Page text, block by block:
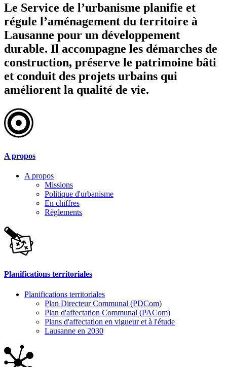
Le Service de l’urbanisme planifie et
régule l’aménagement du territoire à
Lausanne pour un développement
durable. Il accompagne les démarches de
construction, préserve le patrimoine bâti
et conduit des projets urbains qui
améliorent la qualité de vie.
A propos
A propos
Missions
Politique d'urbanisme
En chiffres
Règlements
Planifications territoriales
Planifications territoriales
Plan Directeur Communal (PDCom)
Plan d'affectation Communal (PACom)
Plans d'affectation en vigueur et à l'étude
Lausanne en 2030